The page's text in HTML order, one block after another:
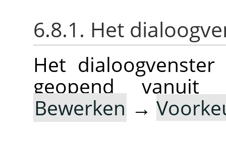
6.8.1. Het
Het
geopend vanuit
Bewerken →